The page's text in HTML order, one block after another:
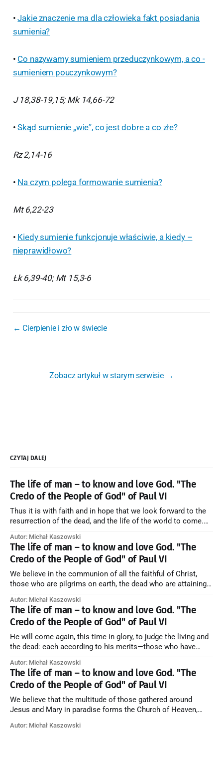
•Jakie znaczenie ma dla człowieka fakt posiadania
sumienia?
• Co nazywamy sumieniem przeduczynkowym, a co -
sumieniem pouczynkowym?
J 18,38-19,15; Mk 14,66-72
•Skąd sumienie „wie”, co jest dobre a co złe?
Rz 2,14-16
• Na czym polega formowanie sumienia?
Mt 6,22-23
• Kiedy sumienie funkcjonuje właściwie, a kiedy –
nieprawidłowo?
Łk 6,39-40; Mt 15,3-6
← Cierpienie i zło w świecie
Zobacz artykuł w starym serwisie →
CZYTAJ DALEJ
The life of man – to know and love God. "The
Credo of the People of God" of Paul VI
Thus it is with faith and in hope that we look forward to the
resurrection of the dead, and the life of the world to come.
artykuł w starym serwisie →
Autor: Michał Kaszowski
The life of man – to know and love God. "The
Credo of the People of God" of Paul VI
We believe in the communion of all the faithful of Christ,
those who are pilgrims on earth, the dead who are attaining
forming one Church; and we believe that in this communion
the merciful love of God and His saints is
Autor: Michał Kaszowski
The life of man – to know and love God. "The
Credo of the People of God" of Paul VI
He will come again, this time in glory, to judge the living and
the dead: each according to his merits—those who have
those who have refused them to the end going to the fire that
is not
Autor: Michał Kaszowski
The life of man – to know and love God. "The
Credo of the People of God" of Paul VI
We believe that the multitude of those gathered around
Jesus and Mary in paradise forms the Church of Heaven,
they also, in different degrees, are associated with the holy
Autor: Michał Kaszowski